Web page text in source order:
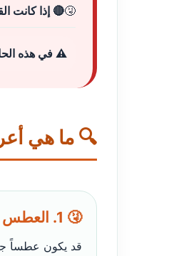
🔴 إذا كانت القطة
⚠️ في هذه
🔍 ما هي
🤧 1. العطس المتكرر
قد يكون عطساً